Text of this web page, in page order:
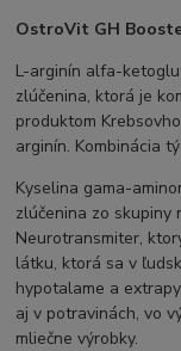
OstroVit GH
L-arginín alfa-
zlúčenina, ktorá je
produktom
arginín. Kombinácia
Kyselina gama-
zlúčenina zo skupiny
Neurotransmiter,
látku, ktorá sa v
hypotalame a
aj v potravinách, vo
mliečne výrobky.